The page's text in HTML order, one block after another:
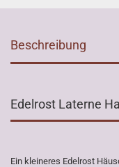
Beschreibung
Edelrost Laterne
Ein kleineres Edelrost